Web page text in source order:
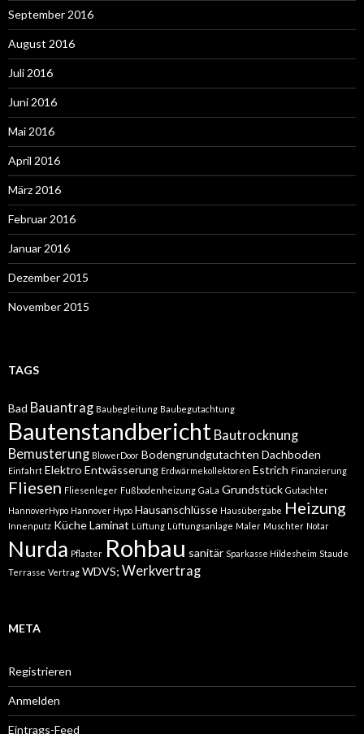
September 2016
August 2016
Juli 2016
Juni 2016
Mai 2016
April 2016
März 2016
Februar 2016
Januar 2016
Dezember 2015
November 2015
TAGS
Bad Bauantrag Baubegleitung Baubegutachtung
Bautenstandbericht Bautrocknung
Bemusterung BlowerDoor Bodengrundgutachten Dachboden
Einfahrt Elektro Entwässerung Erdwärmekollektoren Estrich Finanzierung
Fliesen Fliesenleger Fußbodenheizung GaLa Grundstück Gutachter
HannoverHypo Hannover Hypo Hausanschlüsse Hausübergabe Heizung
Innenputz KücheLaminat Lüftung Lüftungsanlage Maler Muschter Notar
Nurda Pflaster Rohbau sanitär Sparkasse Hildesheim Staude
Terrasse Vertrag WDVS; Werkvertrag
META
Registrieren
Anmelden
Eintrags-Feed